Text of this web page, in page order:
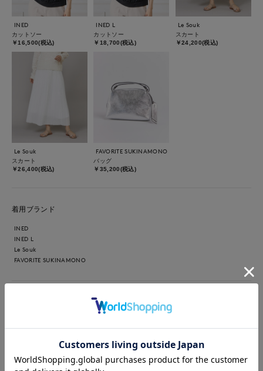
INED
カットソー
￥16,500(税込)
INED L
カットソー
￥18,700(税込)
Le Souk
スカート
￥24,200(税込)
Le Souk
スカート
￥26,400(税込)
FAVORITE SUKINAMONO
バッグ
￥35,200(税込)
着用ブランド
INED
INED L
Le Souk
FAVORITE SUKINAMONO
【着用サイズ】カットソー:9号 スカート:9号 【着用カラー】
ンでシンプルな合わせですがポコポコとした素材が可愛く見せて
くれます。ゆったりとしたサイズ感も涼しく着用できこれからの